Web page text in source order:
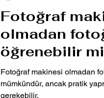
Fotoğraf
olmadan
öğrenebilir
Fotoğraf makinesi olmadan
mümkündür, ancak pratik
gerekebilir.